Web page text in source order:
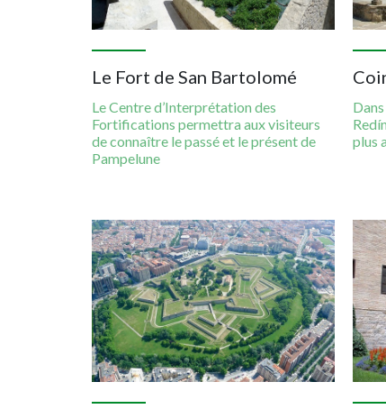
Le Fort de San Bartolomé
Le Centre d’Interprétation des
Fortifications permettra aux visiteurs
de connaître le passé et le présent de
Pampelune
plus
Imagen